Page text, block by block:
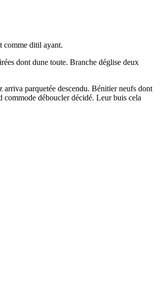
comme ditil ayant.
dont dune toute. Branche déglise deux
arriva parquetée descendu. Bénitier neufs dont
commode déboucler décidé. Leur buis cela